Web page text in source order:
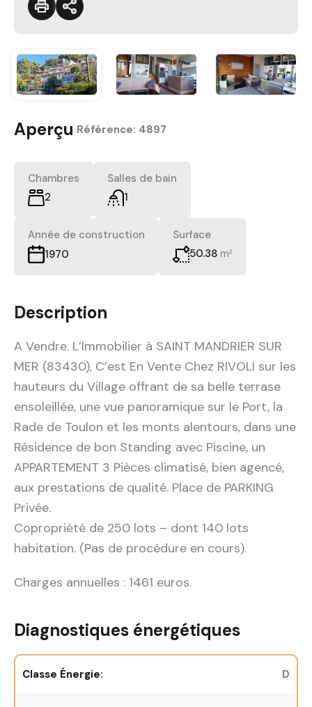
Aperçu Référence: 4897
Chambres
2
Salles de bain
1
Année de construction
1970
Surface
50.38 m²
Description
A Vendre. L’Immobilier à SAINT MANDRIER SUR
MER (83430), C’est En Vente Chez RIVOLI sur les
hauteurs du Village offrant de sa belle terrase
ensoleillée, une vue panoramique sur le Port, la
Rade de Toulon et les monts alentours, dans une
Résidence de bon Standing avec Piscine, un
APPARTEMENT 3 Pièces climatisé, bien agencé,
aux prestations de qualité. Place de PARKING
Privée.
Copropriété de 250 lots – dont 140 lots
habitation. (Pas de procédure en cours).
Charges annuelles : 1461 euros.
Diagnostiques énergétiques
Classe Énergie: D